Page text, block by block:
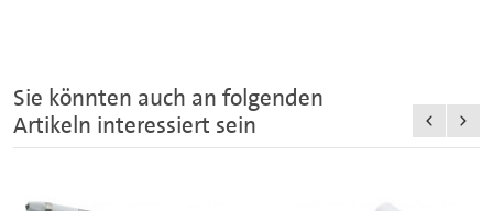
Sie könnten auch an folgenden
Artikeln interessiert sein